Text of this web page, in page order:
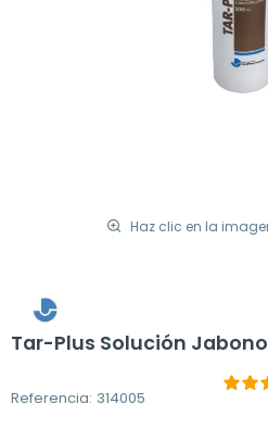
Haz clic en la
Tar-Plus Solución
Referencia: 314005